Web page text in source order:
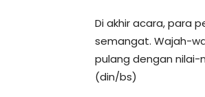
Di akhir acara, para
semangat. Wajah-
pulang dengan nilai-
(din/bs)